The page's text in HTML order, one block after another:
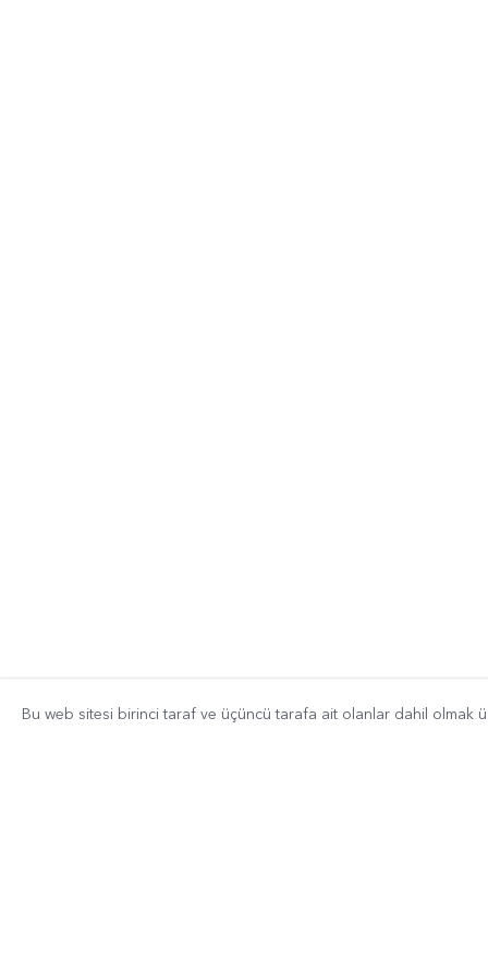
Bu web sitesi birinci taraf ve üçüncü tarafa ait olanlar dahil olmak